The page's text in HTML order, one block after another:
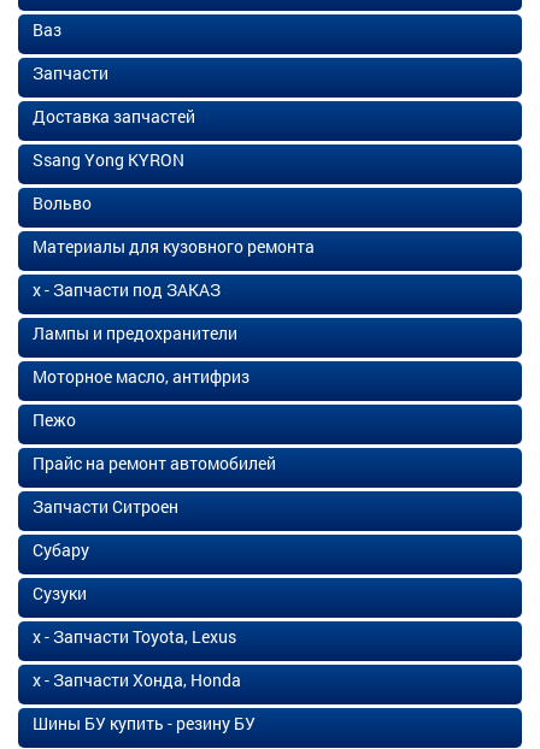
Ваз
Запчасти
Доставка запчастей
Ssang Yong KYRON
Вольво
Материалы для кузовного ремонта
х - Запчасти под ЗАКАЗ
Лампы и предохранители
Моторное масло, антифриз
Пежо
Прайс на ремонт автомобилей
Запчасти Ситроен
Субару
Сузуки
х - Запчасти Toyota, Lexus
х - Запчасти Хонда, Honda
Шины БУ купить - резину БУ